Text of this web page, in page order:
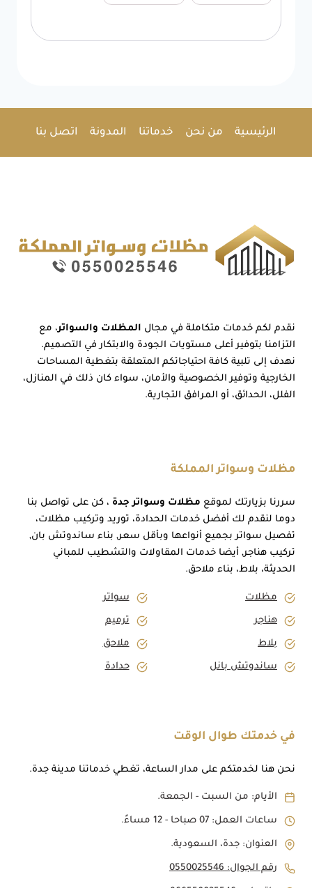
الرئيسية من نحن خدماتنا المدونة اتصل بنا
نقدم لكم خدمات متكاملة في مجال المظلات والسواتر، مع
التزامنا بتوفير أعلى مستويات الجودة والابتكار في التصميم.
نهدف إلى تلبية كافة احتياجاتكم المتعلقة بتغطية المساحات
الخارجية وتوفير الخصوصية والأمان، سواء كان ذلك في المنازل،
الفلل، الحدائق، أو المرافق التجارية.
مظلات وسواتر المملكة
سررنا بزيارتك لموقع مظلات وسواتر جدة ، كن على تواصل بنا
دوما لنقدم لك أفضل خدمات الحدادة، توريد وتركيب مظلات،
تفصيل سواتر بجميع أنواعها وبأقل سعر, بناء ساندوتش بان,
تركيب هناجر, أيضا خدمات المقاولات والتشطيب للمباني
الحديثة، بلاط، بناء ملاحق.
مظلات سواتر
هناجر ترميم
بلاط ملاحق
ساندوتش بانل حدادة
في خدمتك طوال الوقت
نحن هنا لخدمتكم على مدار الساعة، تغطي خدماتنا مدينة جدة.
الأيام: من السبت - الجمعة.
ساعات العمل: 07 صباحا - 12 مساءً.
العنوان: جدة، السعودية.
رقم الجوال: 0550025546